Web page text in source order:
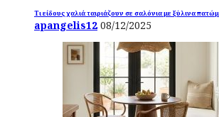
Τι είδους χαλιά ταιριάζουν σε σαλόνια με ξύλινα
apangelis12 08/12/2025